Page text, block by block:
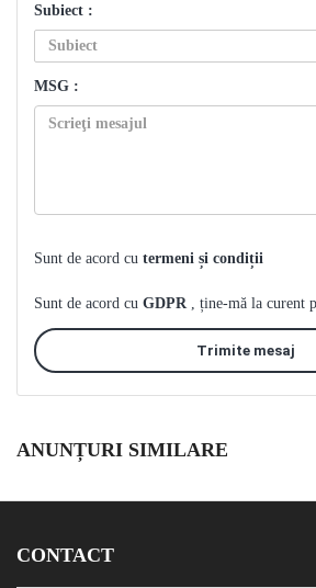
Subiect :
MSG :
Sunt de acord cu termeni și condiții
Sunt de acord cu GDPR , ține-mă la curent
Trimite mesaj
ANUNȚURI SIMILARE
CONTACT